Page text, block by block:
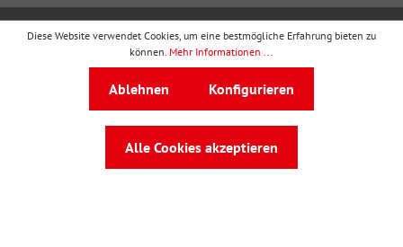
wbv Publikationist ein Geschäftsbereich von
Auf dem Esch 4 · 33619 Bielefeld · Telefon
service@wbv.de
Folgen Sie uns auf:
Diese Website verwendet Cookies, um eine bestmögliche Erfahrung bieten zu
können. Mehr Informationen ...
Ablehnen Konfigurieren
Alle Cookies akzeptieren